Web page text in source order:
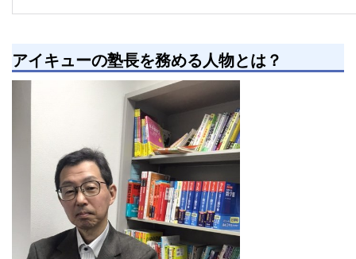
アイキューの塾長を務める人物とは？